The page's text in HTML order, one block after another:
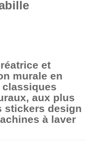
et
murale en
aux plus
stickers design
à laver